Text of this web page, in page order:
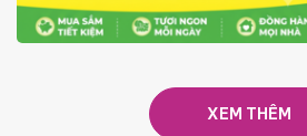
GIÁ LUÔN RẺ TỪ 6/8 - 31/10
XEM THÊM